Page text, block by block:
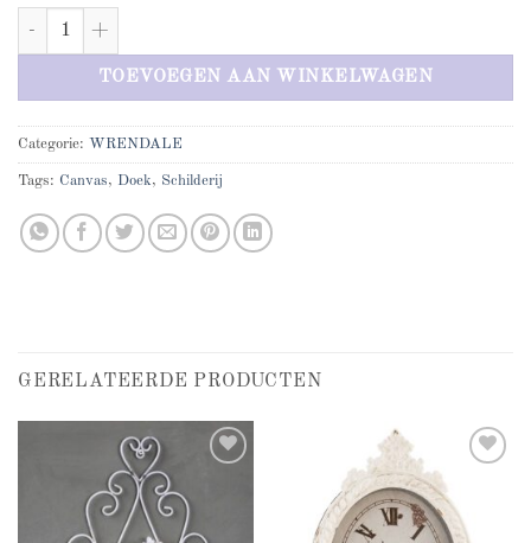
Afbeelding Hert aantal
TOEVOEGEN AAN WINKELWAGEN
Categorie: WRENDALE
Tags: Canvas, Doek, Schilderij
GERELATEERDE PRODUCTEN